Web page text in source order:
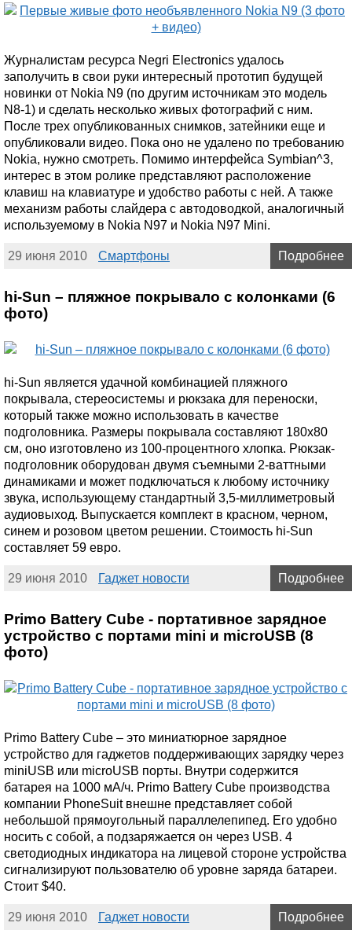
Журналистам ресурса Negri Electronics удалось
заполучить в свои руки интересный прототип будущей
новинки от Nokia N9 (по другим источникам это модель
N8-1) и сделать несколько живых фотографий с ним.
После трех опубликованных снимков, затейники еще и
опубликовали видео. Пока оно не удалено по требованию
Nokia, нужно смотреть. Помимо интерфейса Symbian^3,
интерес в этом ролике представляют расположение
клавиш на клавиатуре и удобство работы с ней. А также
механизм работы слайдера с автодоводкой, аналогичный
используемому в Nokia N97 и Nokia N97 Mini.
29 июня 2010 Смартфоны Подробнее
hi-Sun – пляжное покрывало с колонками (6
фото)
hi-Sun является удачной комбинацией пляжного
покрывала, стереосистемы и рюкзака для переноски,
который также можно использовать в качестве
подголовника. Размеры покрывала составляют 180х80
см, оно изготовлено из 100-процентного хлопка. Рюкзак-
подголовник оборудован двумя съемными 2-ваттными
динамиками и может подключаться к любому источнику
звука, использующему стандартный 3,5-миллиметровый
аудиовыход. Выпускается комплект в красном, черном,
синем и розовом цветом решении. Стоимость hi-Sun
составляет 59 евро.
29 июня 2010 Гаджет новости Подробнее
Primo Battery Cube - портативное зарядное
устройство с портами mini и microUSB (8
фото)
Primo Battery Cube – это миниатюрное зарядное
устройство для гаджетов поддерживающих зарядку через
miniUSB или microUSB порты. Внутри содержится
батарея на 1000 мА/ч. Primo Battery Cube производства
компании PhoneSuit внешне представляет собой
небольшой прямоугольный параллелепипед. Его удобно
носить с собой, а подзаряжается он через USB. 4
светодиодных индикатора на лицевой стороне устройства
сигнализируют пользователю об уровне заряда батареи.
Стоит $40.
29 июня 2010 Гаджет новости Подробнее